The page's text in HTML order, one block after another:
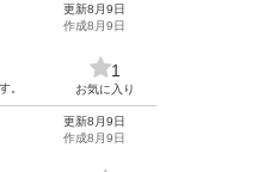
。
更新8月9日
作成8月9日
1
お気に入り
更新8月9日
作成8月9日